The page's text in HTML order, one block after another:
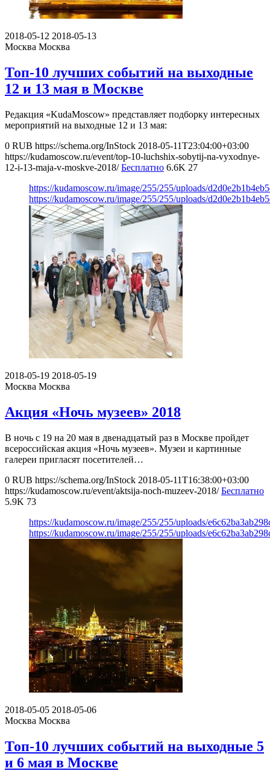
2018-05-12 2018-05-13
Москва Москва
Топ-10 лучших событий на выходные
12 и 13 мая в Москве
Редакция «KudaMoscow» представляет подборку интересных
мероприятий на выходные 12 и 13 мая:
0 RUB https://schema.org/InStock 2018-05-11T23:04:00+03:00
https://kudamoscow.ru/event/top-10-luchshix-sobytij-na-vyxodnye-
12-i-13-maja-v-moskve-2018/ Бесплатно 6.6K 27
https://kudamoscow.ru/image/255/255/uploads/
https://kudamoscow.ru/image/255/255/uploads/
2018-05-19 2018-05-19
Москва Москва
Акция «Ночь музеев» 2018
В ночь с 19 на 20 мая в двенадцатый раз в Москве пройдет
всероссийская акция «Ночь музеев». Музеи и картинные
галереи пригласят посетителей…
0 RUB https://schema.org/InStock 2018-05-11T16:38:00+03:00
https://kudamoscow.ru/event/aktsija-noch-muzeev-2018/ Бесплатно
5.9K 73
https://kudamoscow.ru/image/255/255/uploads/
https://kudamoscow.ru/image/255/255/uploads/
2018-05-05 2018-05-06
Москва Москва
Топ-10 лучших событий на выходные 5
и 6 мая в Москве